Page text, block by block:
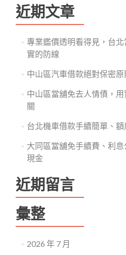
鍵
字:
近期文章
專業鑑價透明看得見，台
實的防線
中山區汽車借款絕對保密
中山區當舖免去人情債，
關
台北機車借款手續簡單、
大同區當舖免手續費、利
現金
近期留言
彙整
2026 年 7 月